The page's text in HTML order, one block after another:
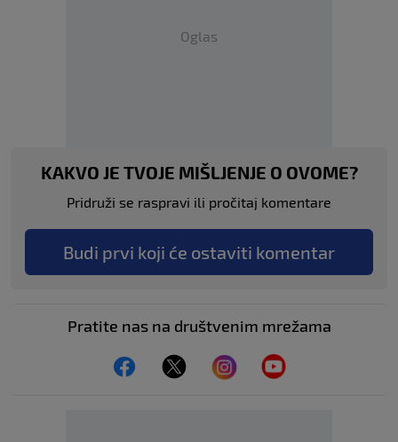
Oglas
KAKVO JE TVOJE MIŠLJENJE O OVOME?
Pridruži se raspravi ili pročitaj komentare
Budi prvi koji će ostaviti komentar
Pratite nas na društvenim mrežama